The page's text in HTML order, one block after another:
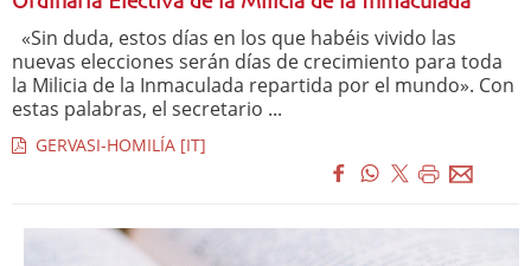
«Sin duda, estos días en los que habéis vivido las
nuevas elecciones serán días de crecimiento para toda
la Milicia de la Inmaculada repartida por el mundo». Con
estas palabras, el secretario ...
GERVASI-HOMILÍA [IT]